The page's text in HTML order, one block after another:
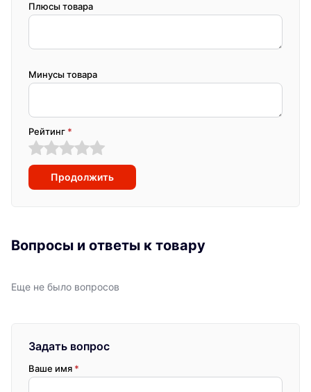
Плюсы товара
Минусы товара
Рейтинг *
Продолжить
Вопросы и ответы к товару
Еще не было вопросов
Задать вопрос
Ваше имя *